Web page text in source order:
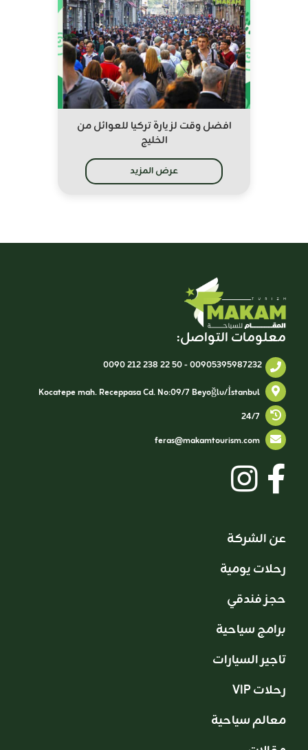
افضل وقت لزيارة تركيا للعوائل من
الخليج
عرض المزيد
معلومات التواصل:
0090 212 238 22 50-00905395987232
feras@makamtourism.com
عن الشركة
رحلات يومية
حجز فندقي
برامج سياحية
تاجير السيارات
VIP رحلات
معالم سياحية